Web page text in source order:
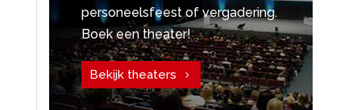
personeelsfeest of vergadering.
Boek een theater!
Bekijk theaters